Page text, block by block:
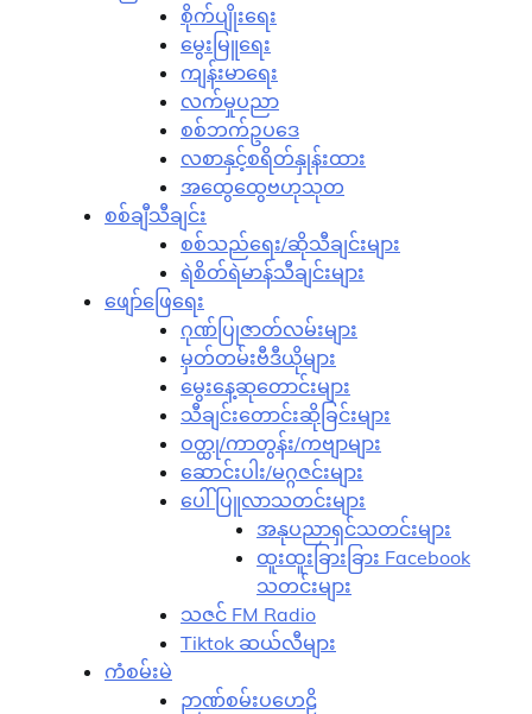
စိုက်ပျိုးရေး
မွေးမြူရေး
ကျန်းမာရေး
လက်မှုပညာ
စစ်ဘက်ဥပဒေ
လစာနှင့်စရိတ်နှုန်းထား
အထွေထွေဗဟုသုတ
စစ်ချီသီချင်း
စစ်သည်ရေး/ဆိုသီချင်းများ
ရဲစိတ်ရဲမာန်သီချင်းများ
ဖျော်ဖြေရေး
ဂုဏ်ပြုဇာတ်လမ်းများ
မှတ်တမ်းဗီဒီယိုများ
မွေးနေ့ဆုတောင်းများ
သီချင်းတောင်းဆိုခြင်းများ
ဝတ္ထု/ကာတွန်း/ကဗျာများ
ဆောင်းပါး/မဂ္ဂဇင်းများ
ပေါ်ပြူလာသတင်းများ
အနုပညာရှင်သတင်းများ
ထူးထူးခြားခြား Facebook
သတင်းများ
သဇင် FM Radio
Tiktok ဆယ်လီများ
ကံစမ်းမဲ
ဉာဏ်စမ်းပဟေဠိ